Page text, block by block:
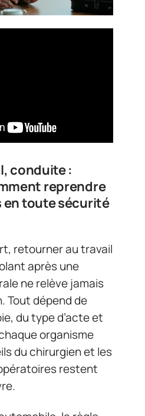
conduite :
reprendre
en toute sécurité
retourner au travail
après une
ne relève jamais
Tout dépend de
du type d’acte et
organisme
du chirurgien et les
restent